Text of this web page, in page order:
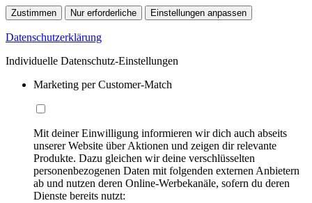
Zustimmen Nur erforderliche Einstellungen anpassen
Datenschutzerklärung
Individuelle Datenschutz-Einstellungen
Marketing per Customer-Match
Mit deiner Einwilligung informieren wir dich auch abseits
unserer Website über Aktionen und zeigen dir relevante
Produkte. Dazu gleichen wir deine verschlüsselten
personenbezogenen Daten mit folgenden externen Anbietern
ab und nutzen deren Online-Werbekanäle, sofern du deren
Dienste bereits nutzt: